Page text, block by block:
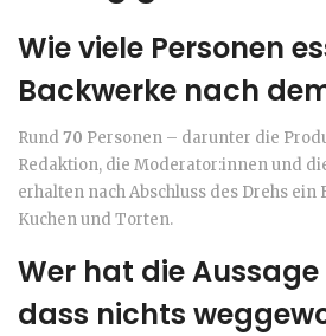
Wie viele Personen
Backwerke nach
Rund 70 Personen – darunter die
Redaktion, die Moderator:innen und
erhalten nach Abschluss des Drehs
Kuchen und Torten.
Wer hat die
dass nichts